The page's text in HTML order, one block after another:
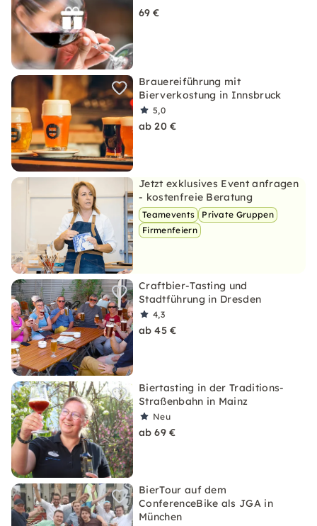
69 €
Brauereiführung mit
Bierverkostung in Innsbruck
5,0
ab 20 €
Jetzt exklusives Event anfragen
- kostenfreie Beratung
Teamevents
Private Gruppen
Firmenfeiern
Craftbier-Tasting und
Stadtführung in Dresden
4,3
ab 45 €
Biertasting in der Traditions-
Straßenbahn in Mainz
Neu
ab 69 €
BierTour auf dem
ConferenceBike als JGA in
München